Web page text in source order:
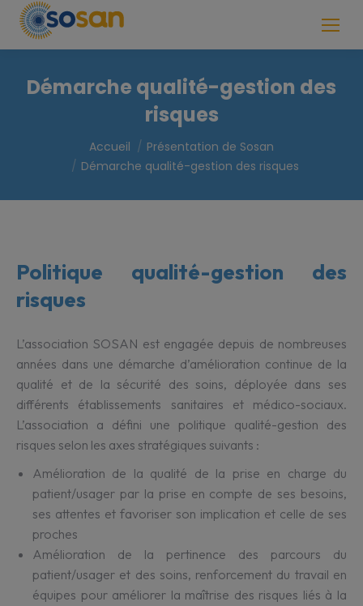
Recherche
:
Démarche qualité-gestion des
risques
Accueil
Présentation de Sosan
Démarche qualité-gestion des risques
Politique qualité-gestion des
risques
L’association SOSAN est engagée depuis de nombreuses
années dans une démarche d’amélioration continue de la
qualité et de la sécurité des soins, déployée dans ses
différents établissements sanitaires et médico-sociaux.
L’association a défini une politique qualité-gestion des
risques selon les axes stratégiques suivants :
Amélioration de la qualité de la prise en charge du
patient/usager par la prise en compte de ses besoins,
ses attentes et favoriser son implication et celle de ses
proches
Amélioration de la pertinence des parcours du
patient/usager et des soins, renforcement du travail en
équipes pour améliorer la maîtrise des risques liés à la